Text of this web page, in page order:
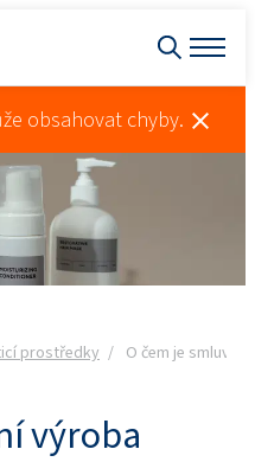
obsahovat chyby.
prostředky O čem je smluvní
výroba